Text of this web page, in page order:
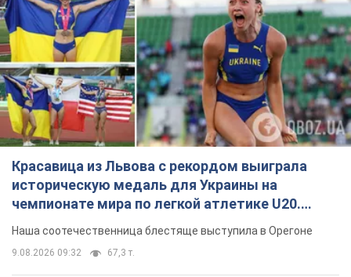
Красавица из Львова с рекордом выиграла
историческую медаль для Украины на
чемпионате мира по легкой атлетике U20.
Видео
Наша соотечественница блестяще выступила в Орегоне
9.08.2026 09:32 67,3 т.